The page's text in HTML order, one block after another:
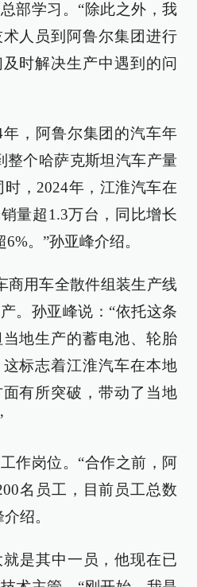
部学习。“除此之外，我
人员到阿鲁尔集团进行
时解决生产中遇到的问
，阿鲁尔集团的汽车年
整个哈萨克斯坦汽车产量
时，2024年，江淮汽车在
量超1.3万台，同比增长
。”孙亚峰介绍。
商用车全散件组装生产线
。孙亚峰说：“依托这条
地生产的蓄电池、轮胎
标志着江淮汽车在本地
有所突破，带动了当地
作岗位。“合作之前，阿
名员工，目前员工总数
绍。
是其中一员，他现在已